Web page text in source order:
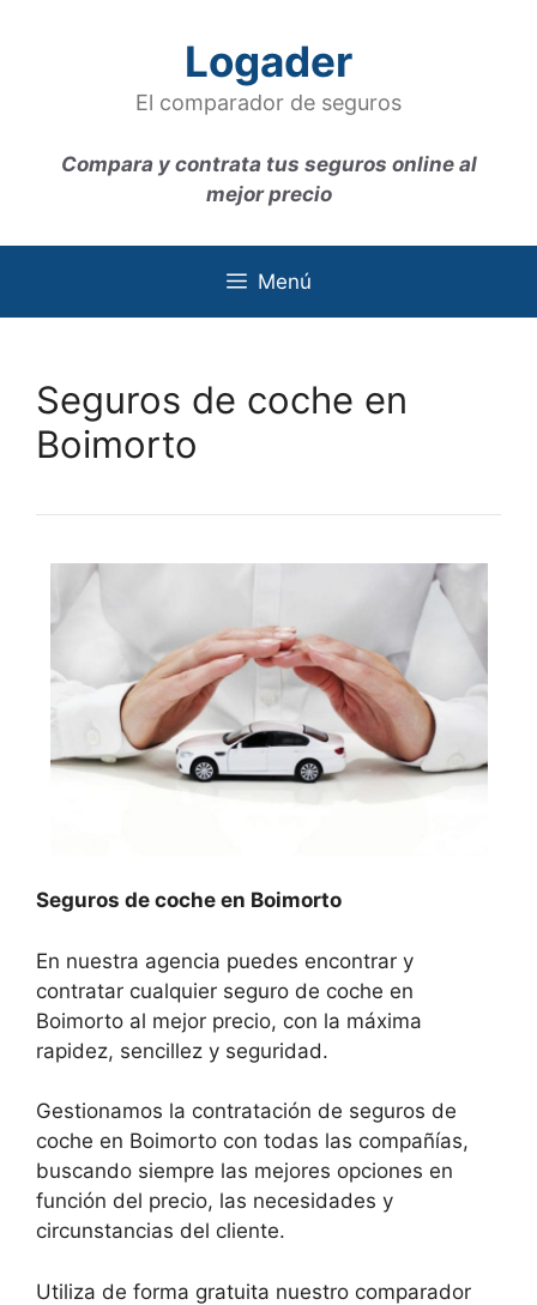
Logader
El comparador de seguros
Compara y contrata tus seguros online al
mejor precio
Menú
Seguros de coche en
Boimorto
Seguros de coche en Boimorto
En nuestra agencia puedes encontrar y
contratar cualquier seguro de coche en
Boimorto al mejor precio, con la máxima
rapidez, sencillez y seguridad.
Gestionamos la contratación de seguros de
coche en Boimorto con todas las compañías,
buscando siempre las mejores opciones en
función del precio, las necesidades y
circunstancias del cliente.
Utiliza de forma gratuita nuestro comparador